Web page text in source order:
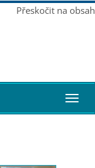
Přeskočit na obsah